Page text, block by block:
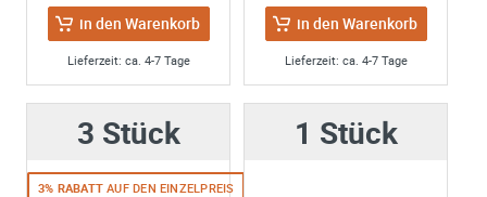
*
Ich stimme zu, dass meine Angaben aus dem
Kontaktformular zur Beantwortung meiner Anfrage
und verarbeitet werden. Die Daten werden nach
abgeschlossener Bearbeitung Ihrer Anfrage gelöscht. Sie
können Ihre Einwilligung jederzeit für die Zukunft per E-
widerrufen. Detaillierte Informationen zum Umgang mit
Nutzerdaten finden Sie in unserer
in den Warenkorb
Lieferzeit: ca. 4-7 Tage
in den Warenkorb
Lieferzeit: ca. 4-7 Tage
3 Stück
3% RABATTAUF DEN EINZELPREIS
1 Stück